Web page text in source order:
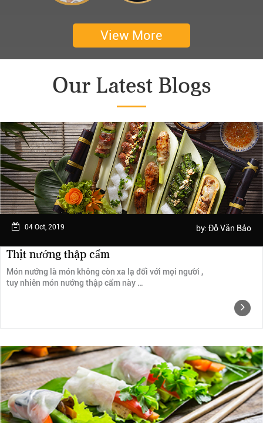
셨어요. 어머니께서 큰 감동을 받으셨답니다. 멋진
추억을 만들어 주신 몽쉐리 크루즈와 Darian
Culbert께 감사드려요 ^^
Thanks for giving my family good services.
I hope you are happy everyday.
Have a nice day.
Ngày trải nghiệm: tháng 2 năm 2019
View More
Our Latest Blogs
04 Oct, 2019 by: Đỗ Văn Bảo
Thịt nướng thập cẩm
Món nướng là món không còn xa lạ đối với mọi người ,
tuy nhiên món nướng thập cẩm này …